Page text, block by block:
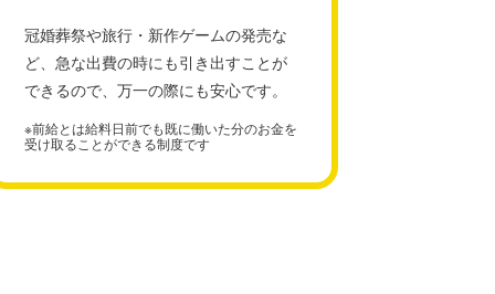
冠婚葬祭や旅行・新作ゲームの発売な
ど、急な出費の時にも引き出すことが
できるので、万一の際にも安心です。
※前給とは給料日前でも既に働いた分のお金を
受け取ることができる制度です